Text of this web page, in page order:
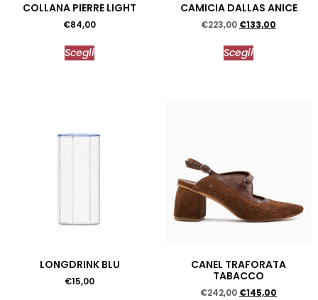
COLLANA PIERRE LIGHT
€84,00
Scegli
CAMICIA DALLAS ANICE
€223,00 €133,00
Scegli
LONGDRINK BLU
€15,00
CANEL TRAFORATA
TABACCO
€242,00 €145,00